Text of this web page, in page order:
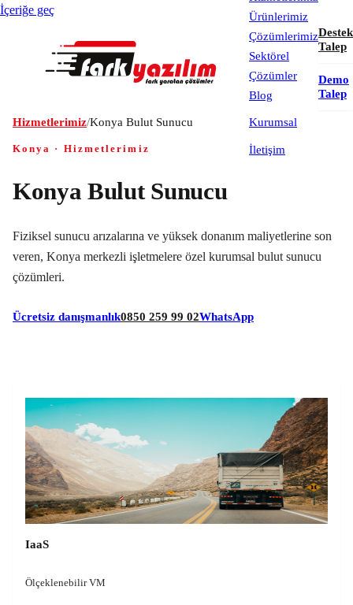
İçeriğe geç
Ürünlerimiz
Çözümlerimiz
Sektörel
Çözümler
Blog
Kurumsal
İletişim
Destek
Talep
Demo
Talep
Hizmetlerimiz/Konya Bulut Sunucu
Konya · Hizmetlerimiz
Konya Bulut Sunucu
Fiziksel sunucu arızalarına ve yüksek donanım maliyetlerine son
veren, Konya merkezli işletmelere özel kurumsal bulut sunucu
çözümleri.
Ücretsiz danışmanlık0850 259 99 02WhatsApp
IaaS
Ölçeklenebilir VM